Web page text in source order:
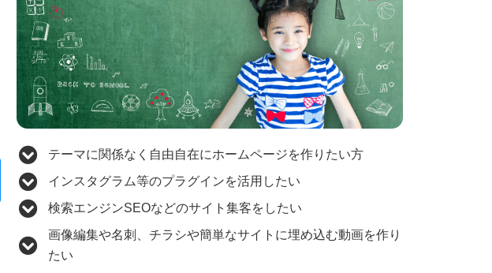
テーマに関係なく自由自在にホームページを作りたい方
インスタグラム等のプラグインを活用したい
検索エンジンSEOなどのサイト集客をしたい
画像編集や名刺、チラシや簡単なサイトに埋め込む動画を作り
たい